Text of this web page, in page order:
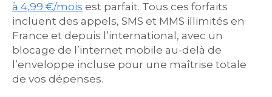
à 4,99 €/mois est parfait. Tous ces forfaits
incluent des appels, SMS et MMS illimités en
France et depuis l’international, avec un
blocage de l’internet mobile au-delà de
l’enveloppe incluse pour une maîtrise totale
de vos dépenses.